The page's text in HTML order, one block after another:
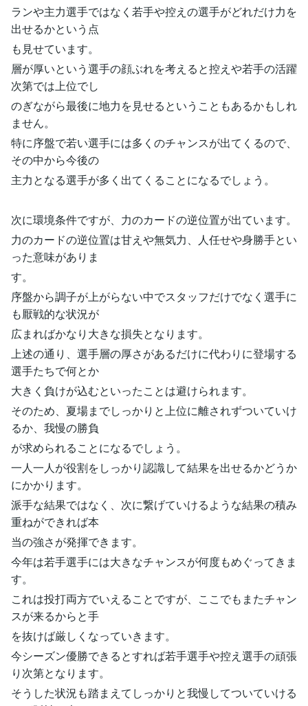
ランや主力選手ではなく若手や控えの選手がどれだけ力を
出せるかという点
も見せています。
層が厚いという選手の顔ぶれを考えると控えや若手の活躍
次第では上位でし
のぎながら最後に地力を見せるということもあるかもしれ
ません。
特に序盤で若い選手には多くのチャンスが出てくるので、
その中から今後の
主力となる選手が多く出てくることになるでしょう。
次に環境条件ですが、力のカードの逆位置が出ています。
力のカードの逆位置は甘えや無気力、人任せや身勝手とい
った意味がありま
す。
序盤から調子が上がらない中でスタッフだけでなく選手に
も厭戦的な状況が
広まればかなり大きな損失となります。
上述の通り、選手層の厚さがあるだけに代わりに登場する
選手たちで何とか
大きく負けが込むといったことは避けられます。
そのため、夏場までしっかりと上位に離されずついていけ
るか、我慢の勝負
が求められることになるでしょう。
一人一人が役割をしっかり認識して結果を出せるかどうか
にかかります。
派手な結果ではなく、次に繋げていけるような結果の積み
重ねができれば本
当の強さが発揮できます。
今年は若手選手には大きなチャンスが何度もめぐってきま
す。
これは投打両方でいえることですが、ここでもまたチャン
スが来るからと手
を抜けば厳しくなっていきます。
今シーズン優勝できるとすれば若手選手や控え選手の頑張
り次第となります。
そうした状況も踏まえてしっかりと我慢してついていける